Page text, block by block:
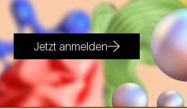
Jetzt anmelden